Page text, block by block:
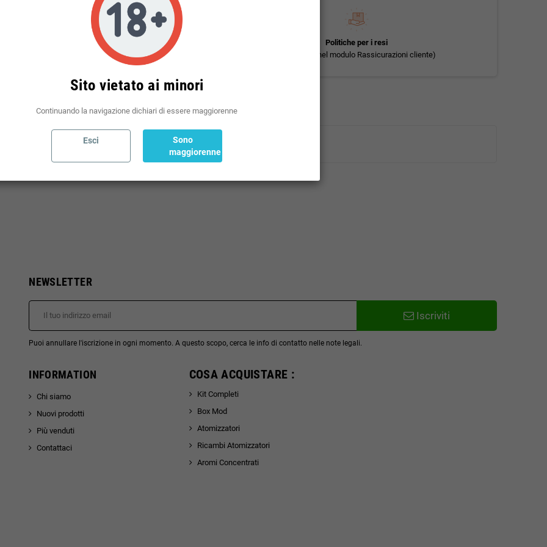
Politiche per le spedizioni
(modificale nel modulo Rassicurazioni cliente)
Politiche per i resi
(modificale nel modulo Rassicurazioni cliente)
NEWSLETTER
Iscriviti
Puoi annullare l'iscrizione in ogni momento. A questo scopo, cerca le info di contatto nelle note legali.
INFORMATION
Chi siamo
Nuovi prodotti
Più venduti
Contattaci
COSA ACQUISTARE :
Kit Completi
Box Mod
Atomizzatori
Ricambi Atomizzatori
Aromi Concentrati
Sito vietato ai minori
Continuando la navigazione dichiari di essere maggiorenne
Esci
Sono
maggiorenne